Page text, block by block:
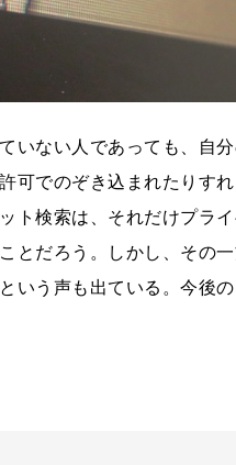
いない人であっても、自
可でのぞき込まれたりす
ト検索は、それだけプラ
とだろう。しかし、その
いう声も出ている。今後